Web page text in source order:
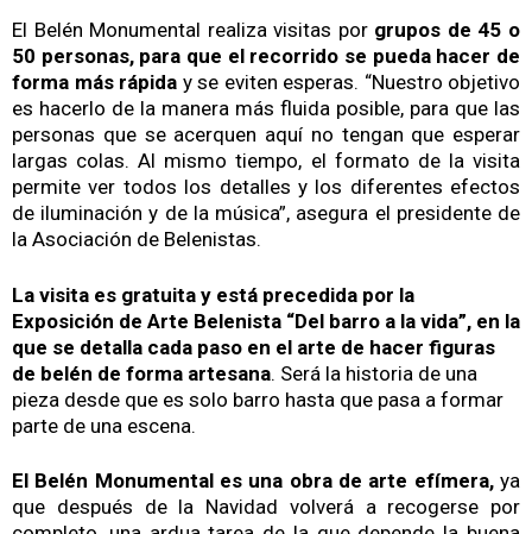
El Belén Monumental realiza visitas porgrupos de 45 o
50 personas, para que el recorrido se pueda hacer de
forma más rápida y se eviten esperas. “Nuestro objetivo
es hacerlo de la manera más fluida posible, para que las
personas que se acerquen aquí no tengan que esperar
largas colas. Al mismo tiempo, el formato de la visita
permite ver todos los detalles y los diferentes efectos
de iluminación y de la música”, asegura el presidente de
la Asociación de Belenistas.
La visita es gratuita y está precedida por la
Exposición de Arte Belenista “Del barro a la vida”, en la
que se detalla cada paso en el arte de hacer figuras
de belén de forma artesana. Será la historia de una
pieza desde que es solo barro hasta que pasa a formar
parte de una escena.
El Belén Monumental es una obra de arte efímera,ya
que después de la Navidad volverá a recogerse por